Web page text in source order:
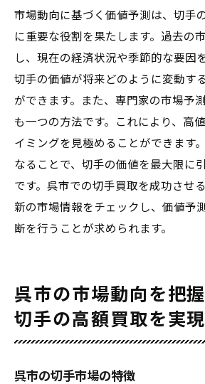
市場動向に基づく価値予測は、切手
に重要な役割を果たします。過去の
し、現在の経済状況や季節的な要因
切手の価値が将来どのように変動す
ができます。また、専門家の市場予
も一つの方法です。これにより、高
イミングを見極めることができます
なることで、切手の価値を最大限に
です。呉市での切手買取を成功させ
新の市場情報をチェックし、価値予
断を行うことが求められます。
呉市の市場動向を把
切手の高額買取を実現
呉市の切手市場の特徴